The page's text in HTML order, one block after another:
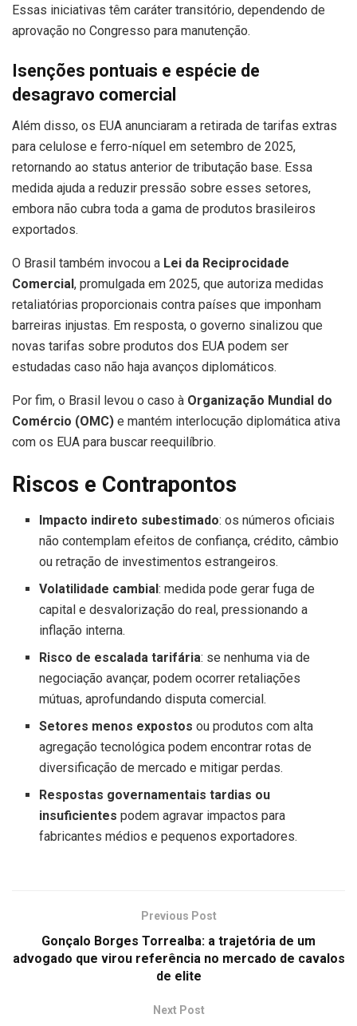
Essas iniciativas têm caráter transitório, dependendo de
aprovação no Congresso para manutenção.
Isenções pontuais e espécie de
desagravo comercial
Além disso, os EUA anunciaram a retirada de tarifas extras
para celulose e ferro-níquel em setembro de 2025,
retornando ao status anterior de tributação base. Essa
medida ajuda a reduzir pressão sobre esses setores,
embora não cubra toda a gama de produtos brasileiros
exportados.
O Brasil também invocou a Lei da Reciprocidade
Comercial, promulgada em 2025, que autoriza medidas
retaliatórias proporcionais contra países que imponham
barreiras injustas. Em resposta, o governo sinalizou que
novas tarifas sobre produtos dos EUA podem ser
estudadas caso não haja avanços diplomáticos.
Por fim, o Brasil levou o caso à Organização Mundial do
Comércio (OMC) e mantém interlocução diplomática ativa
com os EUA para buscar reequilíbrio.
Riscos e Contrapontos
Impacto indireto subestimado: os números oficiais
não contemplam efeitos de confiança, crédito, câmbio
ou retração de investimentos estrangeiros.
Volatilidade cambial: medida pode gerar fuga de
capital e desvalorização do real, pressionando a
inflação interna.
Risco de escalada tarifária: se nenhuma via de
negociação avançar, podem ocorrer retaliações
mútuas, aprofundando disputa comercial.
Setores menos expostos ou produtos com alta
agregação tecnológica podem encontrar rotas de
diversificação de mercado e mitigar perdas.
Respostas governamentais tardias ou
insuficientes podem agravar impactos para
fabricantes médios e pequenos exportadores.
Previous Post
Gonçalo Borges Torrealba: a trajetória de um
advogado que virou referência no mercado de cavalos
de elite
Next Post